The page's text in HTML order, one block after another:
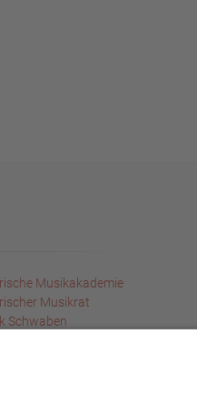
Musikakademie
Musikrat
Schwaben